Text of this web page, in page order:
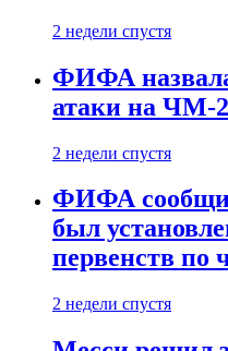
2 недели спустя
ФИФА
атаки на ЧМ-
2 недели спустя
ФИФА
был
первенств по
2 недели спустя